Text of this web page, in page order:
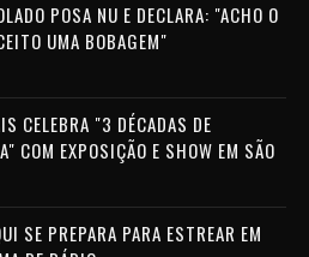
POSA NU E DECLARA: "ACHO O
UMA BOBAGEM"
CELEBRA "3 DÉCADAS DE
COM EXPOSIÇÃO E SHOW EM SÃO
SE PREPARA PARA ESTREAR EM